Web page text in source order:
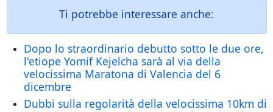
Ti potrebbe interessare anche:
Dopo lo straordinario debutto sotto le due ore,
l'etiope Yomif Kejelcha sarà al via della
velocissima Maratona di Valencia del 6
dicembre
Dubbi sulla regolarità della velocissima 10km di